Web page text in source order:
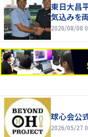
東日大昌
気込みを
2026/08/08
球心会公
2026/05/27